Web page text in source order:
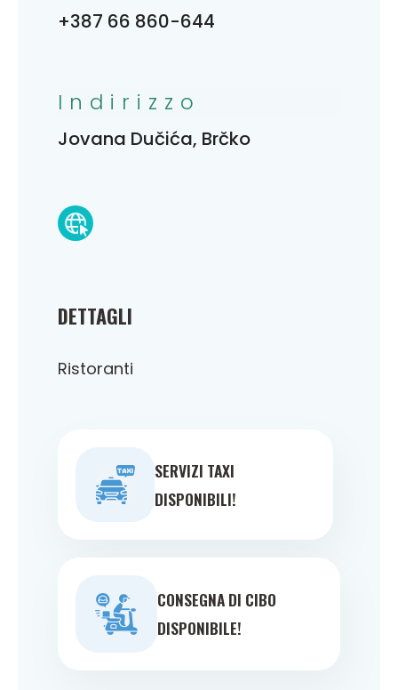
DETTAGLI
Ristoranti
SERVIZI TAXI
DISPONIBILI!
CONSEGNA DI CIBO
DISPONIBILE!
+387 66 860-644
Indirizzo
Jovana Dučića, Brčko